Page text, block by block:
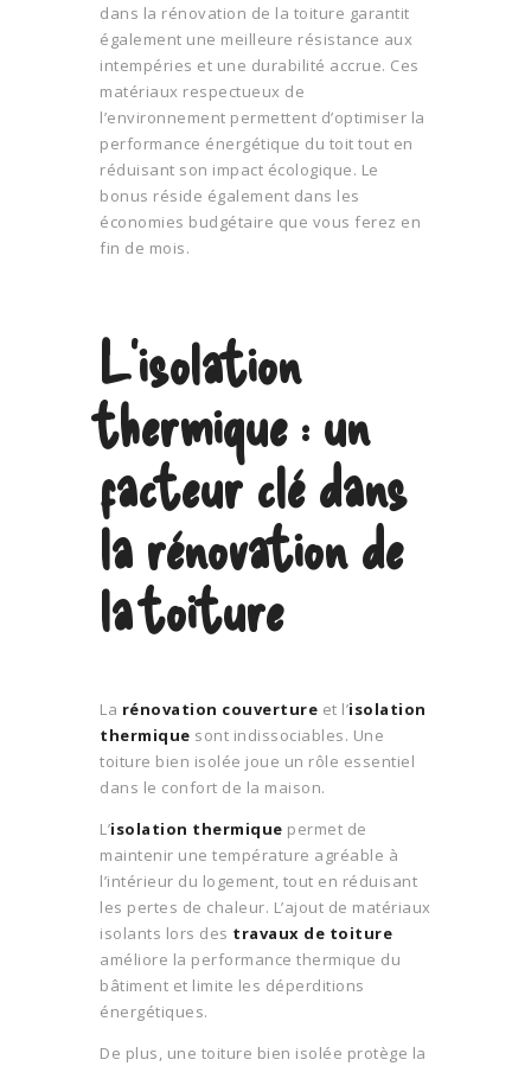
dans la rénovation de la toiture garantit
également une meilleure résistance aux
intempéries et une durabilité accrue. Ces
matériaux respectueux de
l’environnement permettent d’optimiser la
performance énergétique du toit tout en
réduisant son impact écologique. Le
bonus réside également dans les
économies budgétaire que vous ferez en
fin de mois.
L’isolation
thermique : un
facteur clé dans
la rénovation de
la toiture
La rénovation couverture et l’isolation
thermique sont indissociables. Une
toiture bien isolée joue un rôle essentiel
dans le confort de la maison.
L’isolation thermique permet de
maintenir une température agréable à
l’intérieur du logement, tout en réduisant
les pertes de chaleur. L’ajout de matériaux
isolants lors des travaux de toiture
améliore la performance thermique du
bâtiment et limite les déperditions
énergétiques.
De plus, une toiture bien isolée protège la